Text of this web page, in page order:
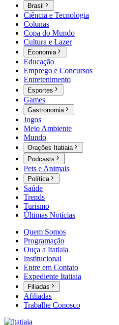
Brasil
Ciência e Tecnologia
Colunas
Copa do Mundo
Cultura e Lazer
Economia
Educação
Emprego e Concursos
Entretenimento
Esportes
Games
Gastronomia
Jogos
Meio Ambiente
Mundo
Orações Itatiaia
Podcasts
Pets e Animais
Política
Saúde
Trends
Turismo
Últimas Notícias
Quem Somos
Programação
Ouça a Itatiaia
Institucional
Entre em Contato
Expediente Itatiaia
Filiadas
Afiliadas
Trabalhe Conosco